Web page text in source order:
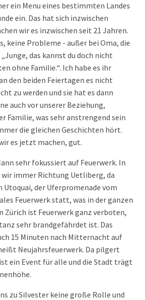
ein Menu eines bestimmten Landes
ein. Das hat sich inzwischen
wir es inzwischen seit 21 Jahren.
keine Probleme - außer bei Oma, die
das kannst du doch nicht
ohne Familie.“. Ich habe es ihr
den beiden Feiertagen es nicht
zu werden und sie hat es dann
auch vor unserer Beziehung,
Familie, was sehr anstrengend sein
die gleichen Geschichten hört.
es jetzt machen, gut.
sehr fokussiert auf Feuerwerk. In
immer Richtung Uetliberg, da
Utoquai, der Uferpromenade vom
Feuerwerk statt, was in der ganzen
Zürich ist Feuerwerk ganz verboten,
sehr brandgefährdet ist. Das
15 Minuten nach Mitternacht auf
Neujahrsfeuerwerk. Da pilgert
ein Event für alle und die Stadt trägt
zu Silvester keine große Rolle und